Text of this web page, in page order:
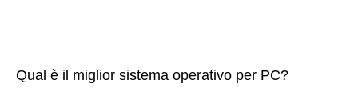
Qual è il miglior sistema operativo per PC?